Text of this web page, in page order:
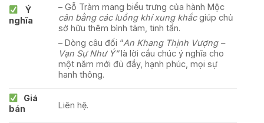
Ý
nghĩa
– Gỗ Tràm mang biểu trưng của hành Mộc
cân bằng các luồng khí xung khắcgiúp chủ
sở hữu thêm bình tâm, tinh tấn.
– Dòng câu đối “An Khang Thịnh Vượng –
Vạn Sự Như Ý”là lời cầu chúc ý nghĩa cho
một năm mới đủ đầy, hạnh phúc, mọi sự
hanh thông.
Giá
bán
Liên hệ.